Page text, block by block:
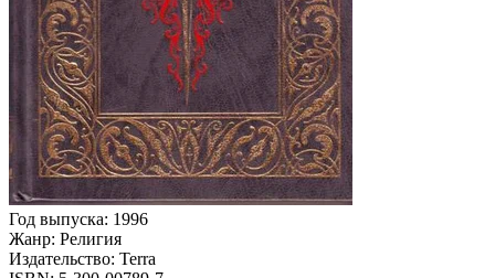
Год выпуска: 1996
Жанр: Религия
Издательство: Terra